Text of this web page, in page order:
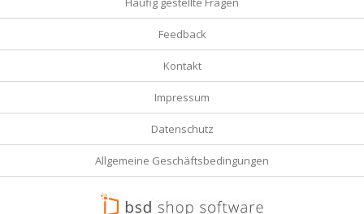
Feedback
Kontakt
Impressum
Datenschutz
Allgemeine Geschäftsbedingungen